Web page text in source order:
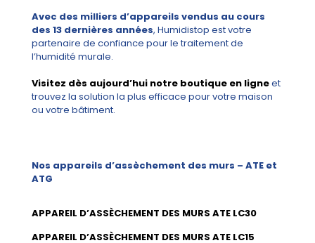
Avec des milliers d’appareils vendus au cours
des 13 dernières années, Humidistop est votre
partenaire de confiance pour le traitement de
l’humidité murale.
Visitez dès aujourd’hui notre boutique en ligneet
trouvez la solution la plus efficace pour votre maison
ou votre bâtiment.
Nos appareils d’assèchement des murs – ATE et
ATG
APPAREIL D’ASSÈCHEMENT DES MURS ATE LC30
APPAREIL D’ASSÈCHEMENT DES MURS ATE LC15